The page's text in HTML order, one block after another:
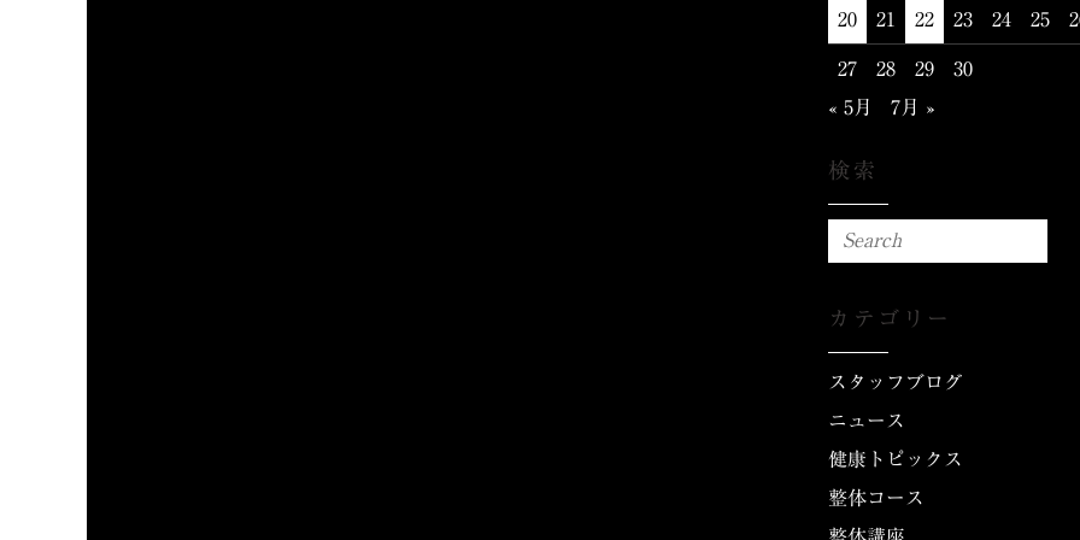
20 21 22 23 24 25
27 28 29
30
« 5月
7月 »
検索
カテゴリー
スタッフブログ
ニュース
健康トピックス
整体コース